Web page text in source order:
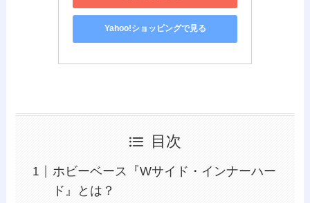
Yahoo!ショッピングで見る
目次
ホビーベース『Wサイド・インナーハー
ド』とは？